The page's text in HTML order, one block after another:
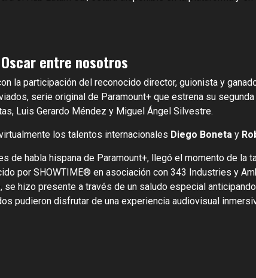
entre nosotros
la participación del reconocido director, guionista y
serie original de Paramount+ que estrena su
Luis Gerardo Méndez y Miguel Ángel Silvestre.
los talentos internacionales Diego Boneta y
de habla hispana de Paramount+, llegó el momento de la
por SHOWTIME®️ en asociación con 343 Industries y
, se hizo presente a través de un saludo especial
pudieron disfrutar de una experiencia audiovisual